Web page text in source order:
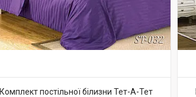
Комплект постільної білизни Тет-А-Тет